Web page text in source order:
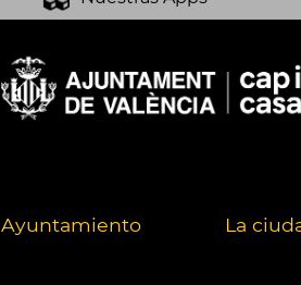
Ayuntamiento La